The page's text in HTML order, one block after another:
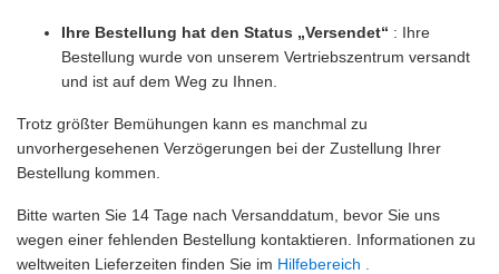
Ihre Bestellung hat den Status „Versendet“ : Ihre
Bestellung wurde von unserem Vertriebszentrum versandt
und ist auf dem Weg zu Ihnen.
Trotz größter Bemühungen kann es manchmal zu
unvorhergesehenen Verzögerungen bei der Zustellung Ihrer
Bestellung kommen.
Bitte warten Sie 14 Tage nach Versanddatum, bevor Sie uns
wegen einer fehlenden Bestellung kontaktieren. Informationen zu
weltweiten Lieferzeiten finden Sie im Hilfebereich .